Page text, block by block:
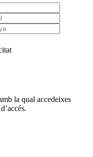
la qual accedeixes